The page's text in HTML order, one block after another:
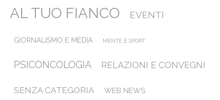
AL TUO FIANCO
EVENTI
GIORNALISMO E MEDIA MENTE E SPORT
PSICONCOLOGIA RELAZIONI E CONVEGNI
SENZA CATEGORIA WEB NEWS